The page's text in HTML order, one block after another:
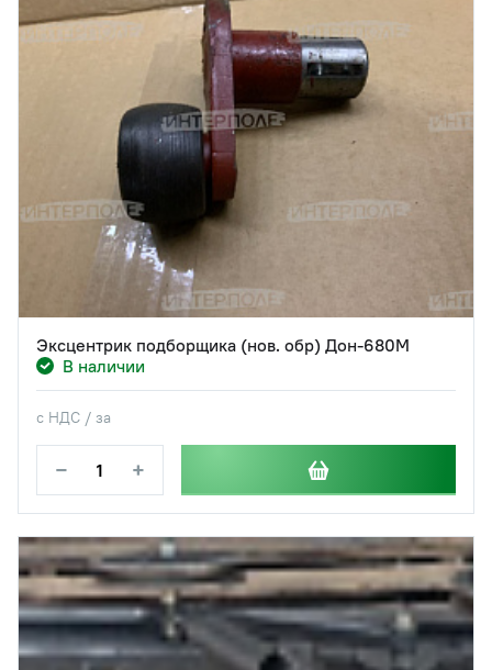
Эксцентрик подборщика (нов. обр) Дон-680М
В наличии
с НДС / за
− +